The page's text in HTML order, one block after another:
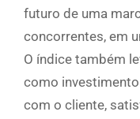
futuro de uma
concorrentes, em
O índice também
como
com o cliente,